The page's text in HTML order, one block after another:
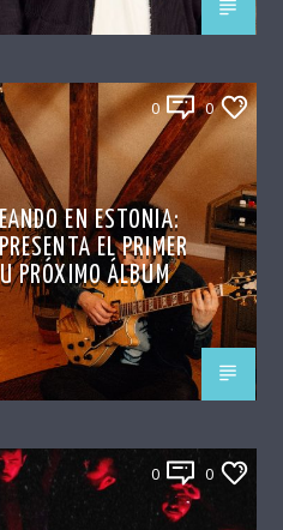
0 0
EN ESTONIA:
EL PRIMER
PRÓXIMO ÁLBUM
0 0